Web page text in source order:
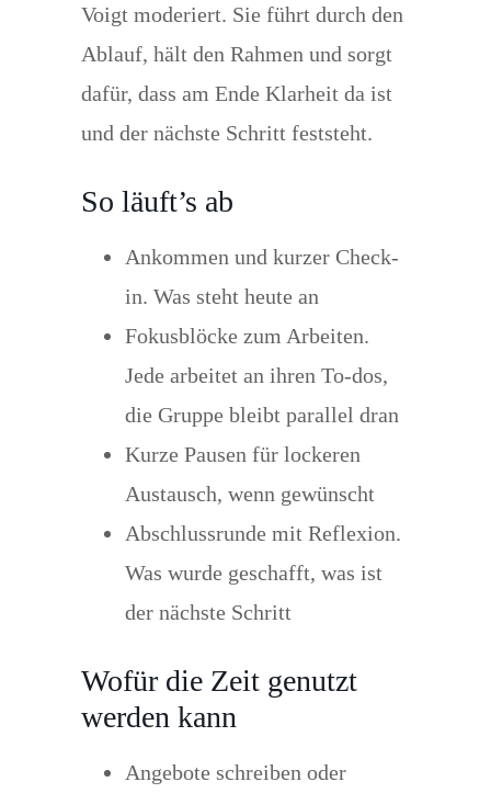
Voigt moderiert. Sie führt durch den
Ablauf, hält den Rahmen und sorgt
dafür, dass am Ende Klarheit da ist
und der nächste Schritt feststeht.
So läuft’s ab
Ankommen und kurzer Check-
in. Was steht heute an
Fokusblöcke zum Arbeiten.
Jede arbeitet an ihren To-dos,
die Gruppe bleibt parallel dran
Kurze Pausen für lockeren
Austausch, wenn gewünscht
Abschlussrunde mit Reflexion.
Was wurde geschafft, was ist
der nächste Schritt
Wofür die Zeit genutzt
werden kann
Angebote schreiben oder